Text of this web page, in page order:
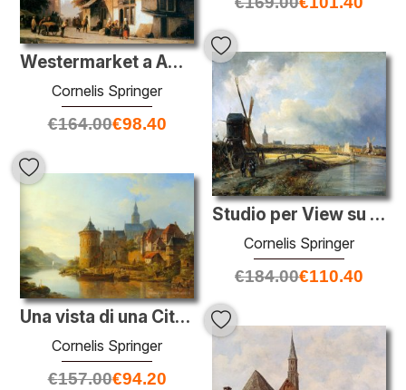
Westermarket a Amsterdam
Cornelis Springer
€164.00€98.40
Studio per View su Den Haag
Cornelis Springer
€184.00€110.40
Una vista di una Città lungo il Reno
Cornelis Springer
€157.00€94.20